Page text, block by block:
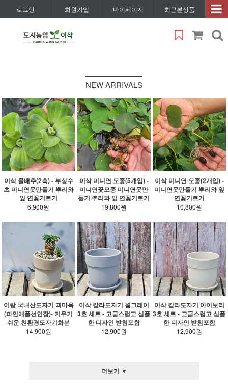
로그인 회원가입 마이페이지 최근본상품
NEW ARRIVALS
이삭 물배추(2촉) - 부상수
초 미니연못만들기 뿌리와
잎 연꽃기르기
6,900원
이삭 미니연 모종(5개입) -
미니연꽃모종 미니연못만
들기 뿌리와 잎 연꽃기르기
19,800원
이삭 미니연 모종(2개입) -
미니연못만들기 뿌리와 잎
연꽃기르기
10,800원
이랑 국내산도자기 괴마옥
(파인애플선인장)- 키우기
쉬운 친환경도자기화분
14,900원
이삭 칼라도자기 웜그레이
3호 세트 - 고급스럽고 심플
한 디자인 받침포함
12,900원
이삭 칼라도자기 아이보리
3호 세트 - 고급스럽고 심플
한 디자인 받침포함
12,900원
더보기 ▼